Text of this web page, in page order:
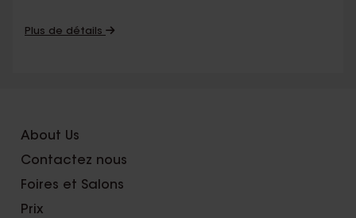
Plus de détails
About Us
Contactez nous
Foires et Salons
Prix